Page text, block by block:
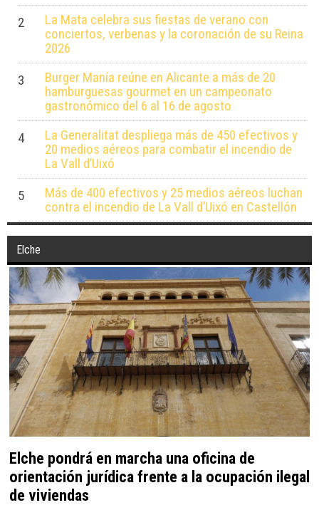
2
La Mata celebra sus fiestas de verano con
conciertos, verbenas y la coronación de su Reina
2026
3
Burger Manía reúne en Alicante a más de 20
hamburguesas gourmet en un campeonato
gastronómico del 6 al 16 de agosto
4
La Generalitat despliega más de 450 efectivos y
20 medios aéreos para combatir el incendio de
La Vall d’Uixó
5
Más de 400 efectivos y 25 medios aéreos luchan
contra el incendio de La Vall d’Uixó en Castellón
Elche
Elche pondrá en marcha una oficina de
orientación jurídica frente a la ocupación ilegal
de viviendas